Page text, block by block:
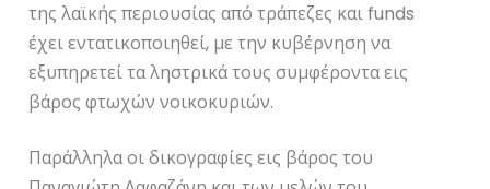
της λαϊκής περιουσίας από τράπεζες και funds
έχει εντατικοποιηθεί, με την κυβέρνηση να
εξυπηρετεί τα ληστρικά τους συμφέροντα εις
βάρος φτωχών νοικοκυριών.
Παράλληλα οι δικογραφίες εις βάρος του